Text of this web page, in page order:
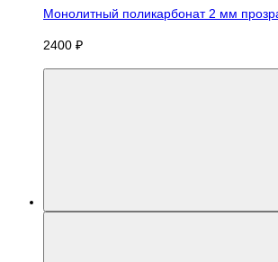
Монолитный поликарбонат 2 мм
2400 ₽